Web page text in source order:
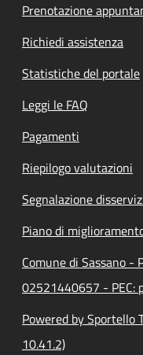
Prenotazione
Richiedi assistenza
Statistiche del portale
Leggi le FAQ
Pagamenti
Riepilogo valutazioni
Segnalazione
Piano di
Comune di Sassano
02521440657 - PEC:
Powered by Sportello
10.41.2)